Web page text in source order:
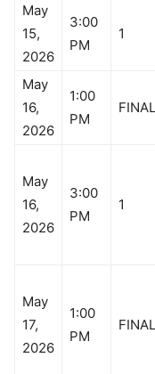
May
15,
2026
3:00
PM
1
May
16,
2026
1:00
PM
FINAL
May
16,
2026
3:00
PM
1
May
17,
2026
1:00
PM
FINAL